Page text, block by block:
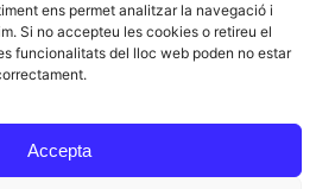
ens permet analitzar la navegació i
Si no accepteu les cookies o retireu el
funcionalitats del lloc web poden no estar
Accepta